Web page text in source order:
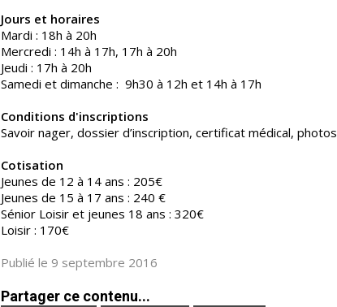
Jours et horaires
Mardi : 18h à 20h
Mercredi : 14h à 17h, 17h à 20h
Jeudi : 17h à 20h
Samedi et dimanche : 9h30 à 12h et 14h à 17h
Conditions d'inscriptions
Savoir nager, dossier d’inscription, certificat médical, photos
Cotisation
Jeunes de 12 à 14 ans : 205€
Jeunes de 15 à 17 ans : 240 €
Sénior Loisir et jeunes 18 ans : 320€
Loisir : 170€
Publié le 9 septembre 2016
Partager ce contenu...